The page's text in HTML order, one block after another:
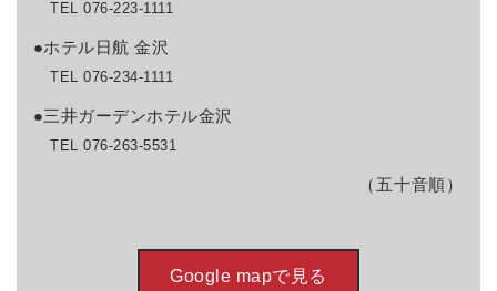
TEL 076-223-1111
●ホテル日航 金沢
TEL 076-234-1111
●三井ガーデンホテル金沢
TEL 076-263-5531
（五十音順）
Google mapで見る